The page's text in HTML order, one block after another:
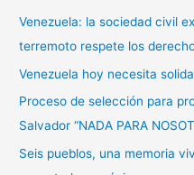
a
r
Venezuela: la sociedad civil
terremoto respete los
Venezuela hoy necesita
Proceso de selección para
Salvador “NADA PARA
Seis pueblos, una memoria